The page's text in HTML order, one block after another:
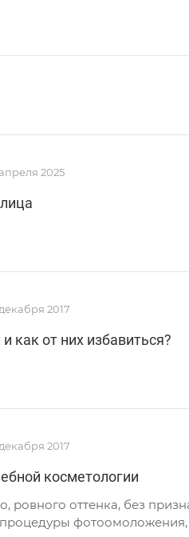
2025
2017
как от них избавиться?
2017
косметологии
ровного оттенка, без
фотоомоложения,